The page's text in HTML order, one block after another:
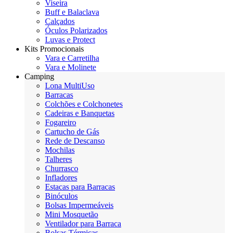
Viseira
Buff e Balaclava
Calçados
Óculos Polarizados
Luvas e Protect
Kits Promocionais
Vara e Carretilha
Vara e Molinete
Camping
Lona MultiUso
Barracas
Colchões e Colchonetes
Cadeiras e Banquetas
Fogareiro
Cartucho de Gás
Rede de Descanso
Mochilas
Talheres
Churrasco
Infladores
Estacas para Barracas
Binóculos
Bolsas Impermeáveis
Mini Mosquetão
Ventilador para Barraca